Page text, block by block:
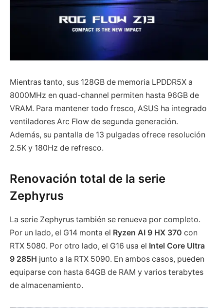
Mientras tanto, sus 128GB de memoria LPDDR5X a
8000MHz en quad-channel permiten hasta 96GB de
VRAM. Para mantener todo fresco, ASUS ha integrado
ventiladores Arc Flow de segunda generación.
Además, su pantalla de 13 pulgadas ofrece resolución
2.5K y 180Hz de refresco.
Renovación total de la serie
Zephyrus
La serie Zephyrus también se renueva por completo.
Por un lado, el G14 monta el Ryzen AI 9 HX 370 con
RTX 5080. Por otro lado, el G16 usa el Intel Core Ultra
9 285H junto a la RTX 5090. En ambos casos, pueden
equiparse con hasta 64GB de RAM y varios terabytes
de almacenamiento.